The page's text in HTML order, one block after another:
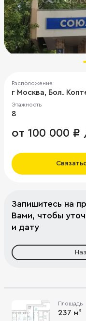
Расположение
г Москва, Бол.
Этажность
8
от 100 000 ₽
Запишитесь на
Вами, чтобы
и дату
Площадь
237 м²